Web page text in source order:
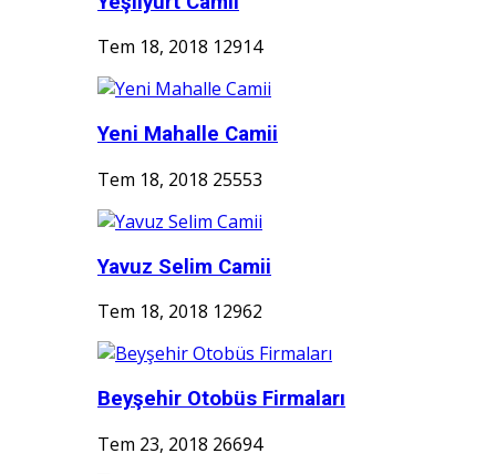
Tem 18, 2018 12914
Yeni Mahalle Camii
Tem 18, 2018 25553
Yavuz Selim Camii
Tem 18, 2018 12962
Beyşehir Otobüs Firmaları
Tem 23, 2018 26694